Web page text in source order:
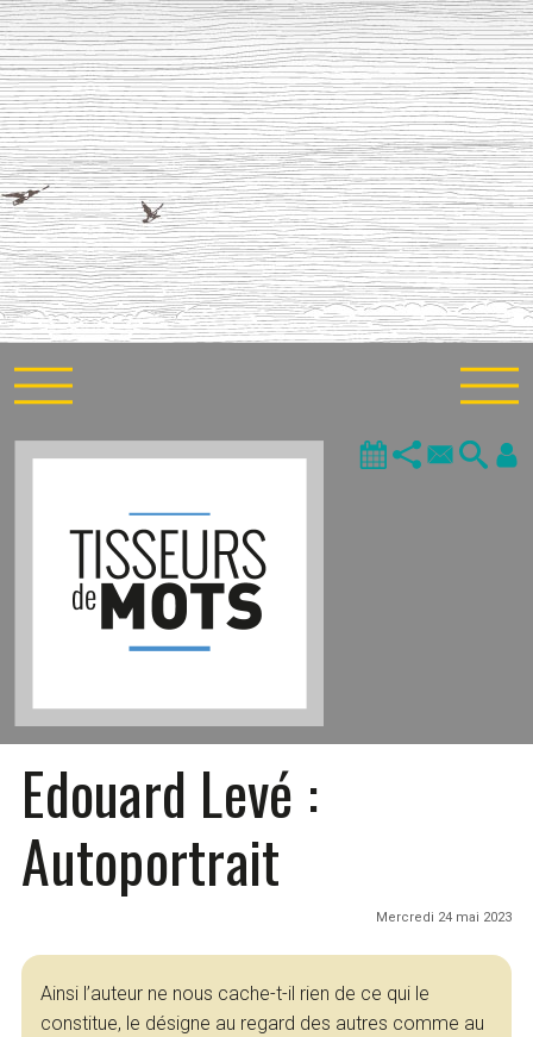
Edouard Levé :
Autoportrait
Mercredi 24 mai 2023
Ainsi l’auteur ne nous cache-t-il rien de ce qui le
constitue, le désigne au regard des autres comme au